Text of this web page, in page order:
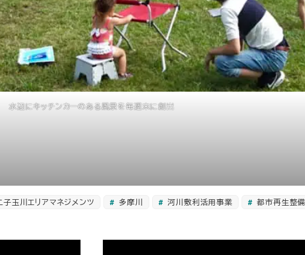
水辺にキッチンカーのある風景を毎週末に創出
子玉川エリアマネジメンツ 多摩川 河川敷利活用事業 都市再生整